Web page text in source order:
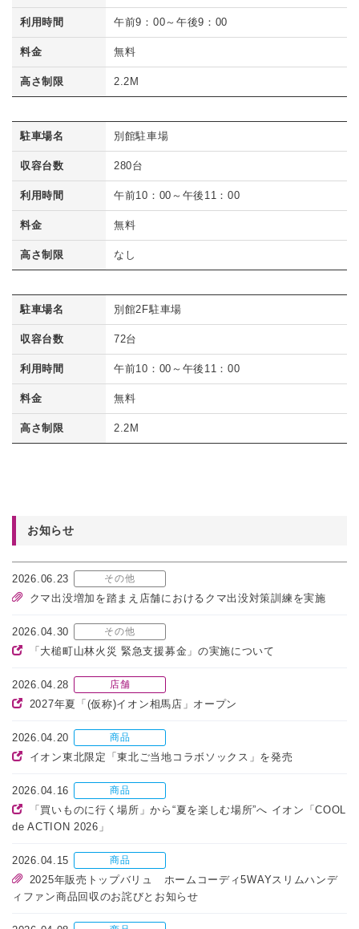
利用時間 午前9：00～午後9：00
料金 無料
高さ制限 2.2M
駐車場名 別館駐車場
収容台数 280台
利用時間 午前10：00～午後11：00
料金 無料
高さ制限 なし
駐車場名 別館2F駐車場
収容台数 72台
利用時間 午前10：00～午後11：00
料金 無料
高さ制限 2.2M
お知らせ
2026.06.23 その他
クマ出没増加を踏まえ店舗におけるクマ出没対策訓練を実施
2026.04.30 その他
「大槌町山林火災 緊急支援募金」の実施について
2026.04.28 店舗
2027年夏「(仮称)イオン相馬店」オープン
2026.04.20 商品
イオン東北限定「東北ご当地コラボソックス」を発売
2026.04.16 商品
「買いものに行く場所」から“夏を楽しむ場所”へ イオン「COOL
de ACTION 2026」
2026.04.15 商品
2025年販売トップバリュ ホームコーディ5WAYスリムハンデ
ィファン商品回収のお詫びとお知らせ